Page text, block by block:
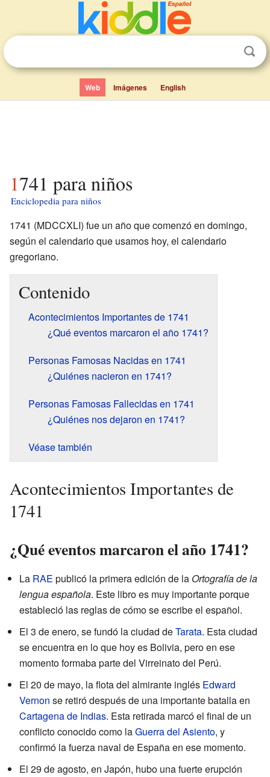
Web Imágenes English
1741 para niños
Enciclopedia para niños
1741 (MDCCXLI) fue un año que comenzó en domingo,
según el calendario que usamos hoy, el calendario
gregoriano.
Contenido
Acontecimientos Importantes de 1741
¿Qué eventos marcaron el año 1741?
Personas Famosas Nacidas en 1741
¿Quiénes nacieron en 1741?
Personas Famosas Fallecidas en 1741
¿Quiénes nos dejaron en 1741?
Véase también
Acontecimientos Importantes de
1741
¿Qué eventos marcaron el año 1741?
La RAE publicó la primera edición de la Ortografía de la
lengua española. Este libro es muy importante porque
estableció las reglas de cómo se escribe el español.
El 3 de enero, se fundó la ciudad deTarata. Esta ciudad
se encuentra en lo que hoy es Bolivia, pero en ese
momento formaba parte del Virreinato del Perú.
El 20 de mayo, la flota del almirante inglés Edward
Vernon se retiró después de una importante batalla en
Cartagena de Indias. Esta retirada marcó el final de un
conflicto conocido como laGuerra del Asiento, y
confirmó la fuerza naval de España en ese momento.
El 29 de agosto, en Japón, hubo una fuerte erupción